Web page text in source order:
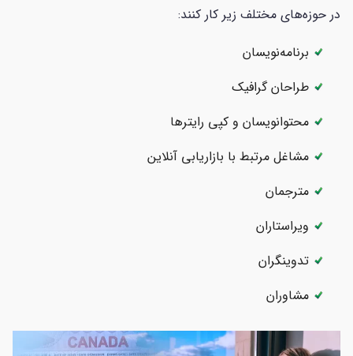
در حوزه‌های مختلف زیر کار کنند:
برنامه‌نویسان
طراحان گرافیک
محتوا‌نویسان و کپی رایتر‌ها
مشاغل مرتبط با بازاریابی آنلاین
مترجمان
ویراستاران
تدوینگران
مشاوران